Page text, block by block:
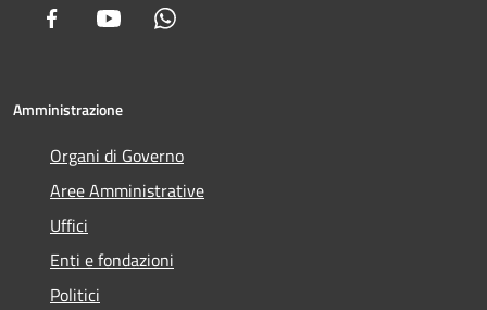
Facebook Youtube
Amministrazione
Organi di Governo
Aree Amministrative
Uffici
Enti e fondazioni
Politici